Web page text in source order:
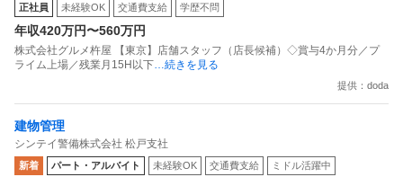
正社員 未経験OK 交通費支給 学歴不問
年収420万円〜560万円
株式会社グルメ杵屋 【東京】店舗スタッフ（店長候補）◇賞与4か月分／プ
ライム上場／残業月15H以下 …続きを見る
提供：doda
建物管理
シンテイ警備株式会社 松戸支社
新着 パート・アルバイト 未経験OK 交通費支給 ミドル活躍中